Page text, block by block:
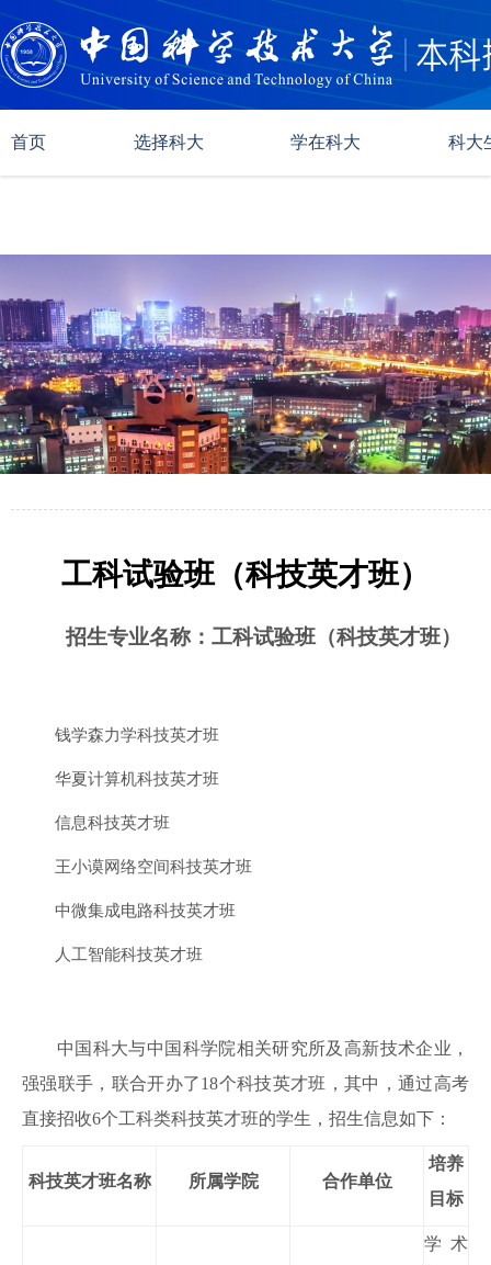
首页 选择科大 学在科大 科大
工科试验班（科技英才班）
招生专业名称：工科试验班（科技英才班）
钱学森力学科技英才班
华夏计算机科技英才班
信息科技英才班
王小谟网络空间科技英才班
中微集成电路科技英才班
人工智能科技英才班
中国科大与中国科学院相关研究所及高新技术企业，
强强联手，联合开办了18个科技英才班，其中，通过高考
直接招收6个工科类科技英才班的学生，招生信息如下：
科技英才班名称 所属学院 合作单位
培养
目标
学术